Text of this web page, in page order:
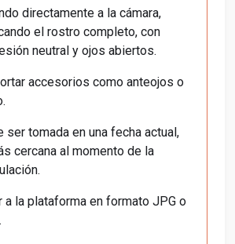
directamente a la cámara,
el rostro completo, con
neutral y ojos abiertos.
accesorios como anteojos o
ser tomada en una fecha actual,
cercana al momento de la
a la plataforma en formato JPG o